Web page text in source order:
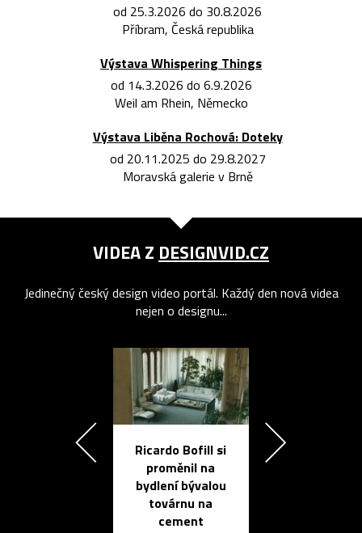
od 25.3.2026 do 30.8.2026
Příbram, Česká republika
Výstava Whispering Things
od 14.3.2026 do 6.9.2026
Weil am Rhein, Německo
Výstava Liběna Rochová: Doteky
od 20.11.2025 do 29.8.2027
Moravská galerie v Brně
VIDEA Z DESIGNVID.CZ
Jedinečný český design video portál. Každý den nová videa
nejen o designu...
Ricardo Bofill si
proměnil na
bydlení bývalou
továrnu na
cement